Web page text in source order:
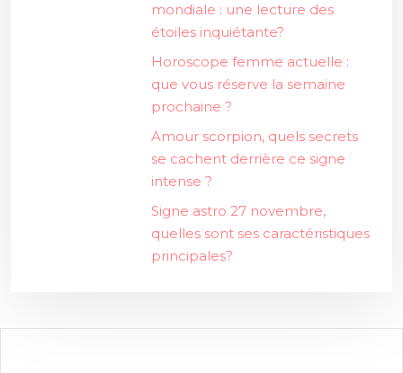
mondiale : une lecture des
étoiles inquiétante?
Horoscope femme actuelle :
que vous réserve la semaine
prochaine ?
Amour scorpion, quels secrets
se cachent derrière ce signe
intense ?
Signe astro 27 novembre,
quelles sont ses caractéristiques
principales?